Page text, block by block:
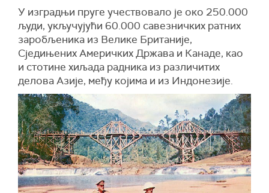
У изградњи пруге учествовало је око 250.000
људи, укључујући 60.000 савезничких ратних
заробљеника из Велике Британије,
Сједињених Америчких Држава и Канаде, као
и стотине хиљада радника из различитих
делова Азије, међу којима и из Индонезије.